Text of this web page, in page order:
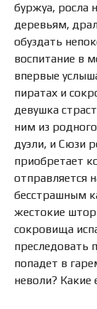
буржуа, росла
деревьям,
обуздать
воспитание в
впервые
пиратах и
девушка
ним из
дуэли, и Сюзи
приобретает
отправляется
бесстрашным
жестокие
сокровища
преследовать
попадет в
неволи? Какие